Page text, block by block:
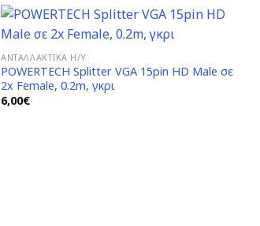
Add to
ΑΝΤΑΛΛΑΚΤΙΚΆ H/Y
POWERTECH Splitter VGA 15pin HD Male σε
2x Female, 0.2m, γκρι
6,00€